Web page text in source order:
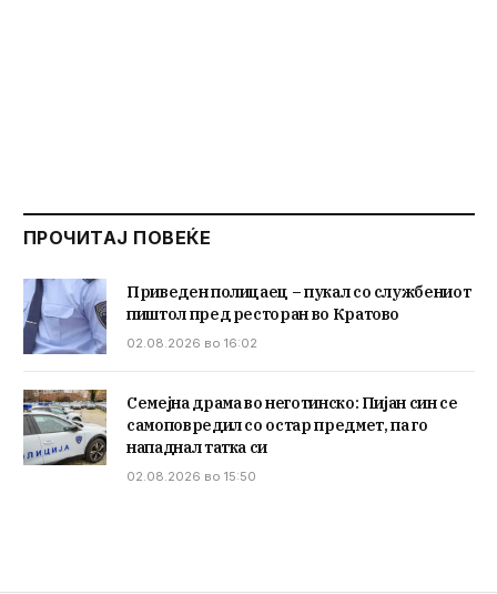
ПРОЧИТАЈ ПОВЕЌЕ
Приведен полицаец – пукал со службениот
пиштол пред ресторан во Кратово
02.08.2026 во 16:02
Семејна драма во неготинско: Пијан син се
самоповредил со остар предмет, па го
нападнал татка си
02.08.2026 во 15:50